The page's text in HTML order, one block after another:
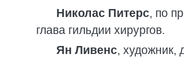
Николас Питерс, по
глава гильдии хирургов.
Ян Ливенс, художник,